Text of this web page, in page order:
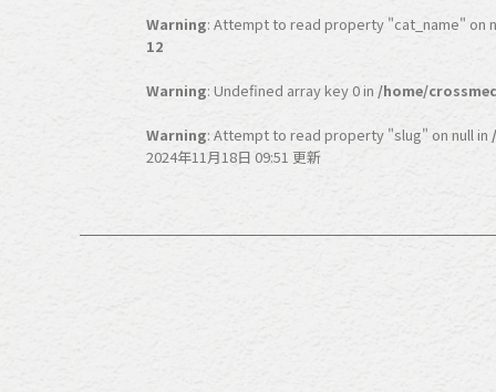
Warning: Attempt to read property "cat_name" on
12
Warning: Undefined array key 0 in /home/
Warning: Attempt to read property "slug" on null in
2024年11月18日 09:51 更新